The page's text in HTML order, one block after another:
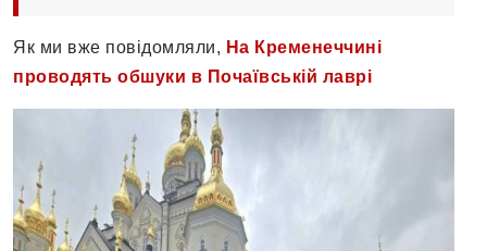
Як ми вже повідомляли, На Кременеччині
проводять обшуки в Почаївській лаврі